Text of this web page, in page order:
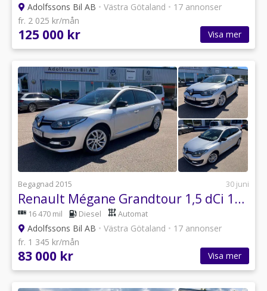
Adolfssons Bil AB • Västra Götaland • 17 annonser
fr. 2 025 kr/mån
125 000 kr Visa mer
Begagnad 2015 30 juni
Renault Mégane Grandtour 1,5 dCi 110hk Automat EDC Limited (Drag
16 470 mil Diesel Automat
Adolfssons Bil AB • Västra Götaland • 17 annonser
fr. 1 345 kr/mån
83 000 kr Visa mer